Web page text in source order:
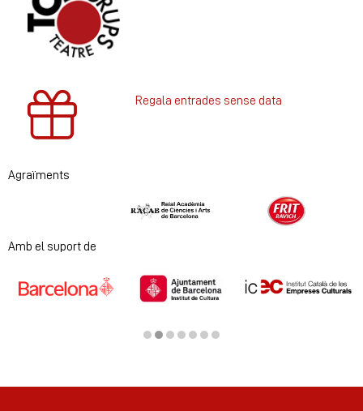
Regala entrades sense data
Agraïments
Diapositiva 1 de 2
Amb el suport de